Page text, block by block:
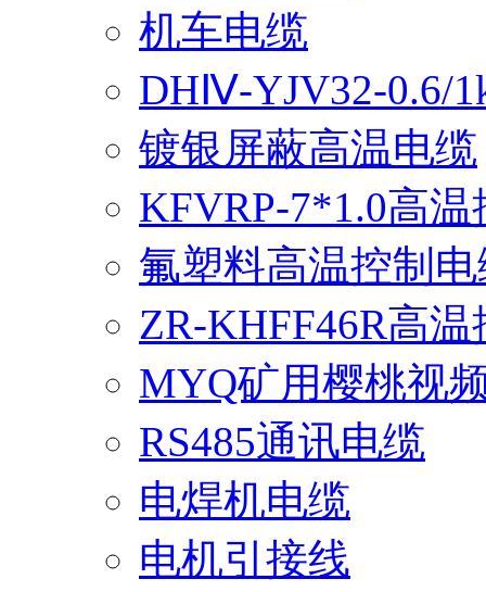
机车电缆
DHⅣ-YJV32-0.6/
镀银屏蔽高温电缆
KFVRP-7*1.0高
氟塑料高温控制
ZR-KHFF46R高
MYQ矿用樱桃视
RS485通讯电缆
电焊机电缆
电机引接线